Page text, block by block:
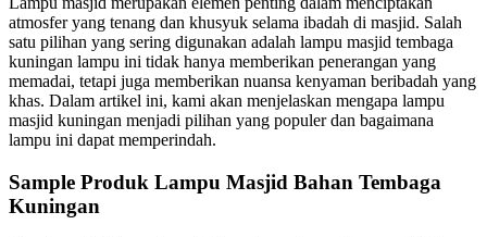
atmosfer yang tenang dan khusyuk selama ibadah di masjid. Salah
satu pilihan yang sering digunakan adalah lampu masjid tembaga
kuningan lampu ini tidak hanya memberikan penerangan yang
memadai, tetapi juga memberikan nuansa kenyaman beribadah yang
khas. Dalam artikel ini, kami akan menjelaskan mengapa lampu
masjid kuningan menjadi pilihan yang populer dan bagaimana
lampu ini dapat memperindah.
Sample Produk Lampu Masjid Bahan Tembaga
Kuningan